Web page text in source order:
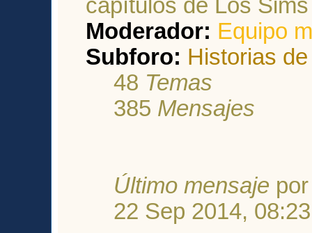
capítulos de Los
Moderador: Equipo
Subforo: Historias
48 Temas
385 Mensajes
Último mensaje
22 Sep 2014, 08:23